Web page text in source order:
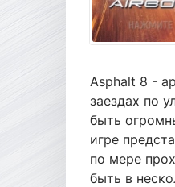
Asphalt 8 -
заездах по
быть
игре
по мере
быть в